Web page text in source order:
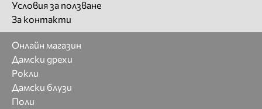
Условия за ползване
За контакти
Онлайн магазин
Дамски дрехи
Рокли
Дамски блузи
Поли